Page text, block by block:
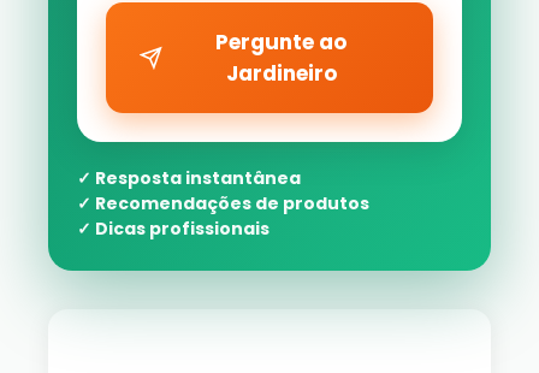
Pergunte ao
Jardineiro
✓ Resposta instantânea
✓ Recomendações de produtos
✓ Dicas profissionais